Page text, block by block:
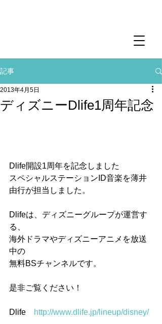
記事
ディズニーDlife1周年記念
2013年4月5日
Dlife開設1周年を記念しました
スペシャルステーションID音楽を薄井
由行が担当しました。
Dlifeは、ディズニーグループが運営す
る、
海外ドラマやディズニーアニメを放送
中の
無料BSチャンネルです。
是非ご覧ください！
Dlife http://www.dlife.jp/lineup/disney/